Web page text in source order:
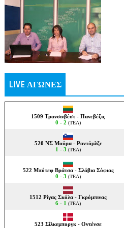
LIVE ΑΓΩΝΕΣ